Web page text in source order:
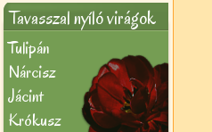
Tavasszal nyíló virágok
Tulipán
Nárcisz
Jácint
Krókusz